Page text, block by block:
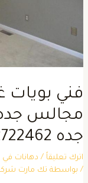
بويات
جده
0502722462
تعليقاً / دهانات في
بواسطة تك مارت شركة